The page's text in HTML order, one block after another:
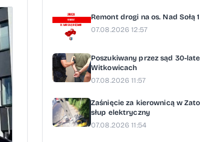
Remont drogi na os. Nad Sołą
07.08.2026 12:57
Poszukiwany przez sąd 30-
Witkowicach
07.08.2026 11:57
Zaśnięcie za kierownicą w
słup elektryczny
07.08.2026 11:54